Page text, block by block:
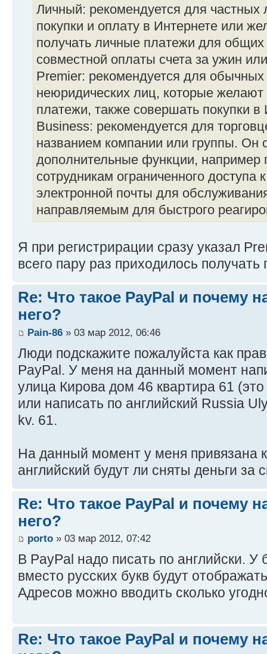
Личный: рекомендуется для
покупки и оплату в Интернете или
получать личные платежи для общих
совместной оплаты счета за ужин
Premier: рекомендуется для
неюридических лиц, которые желают
платежи, также совершать покупки в
Business: рекомендуется для
названием компании или группы. Он
дополнительные функции, например
сотрудникам ограниченного доступа
электронной почты для
направляемым для быстрого
Я при регистрирации сразу указал
всего пару раз приходилось
Re: Что такое PayPal и почему
него?
Pain-86 » 03 мар 2012, 06:46
Люди подскажите пожалуйста как
PayPal. У меня на данный момент
улица Кирова дом 46 квартира 61
или написать по английский Russia
kv. 61.
На данный момент у меня привязана
английский будут ли сняты деньги за
Re: Что такое PayPal и почему
него?
porto » 03 мар 2012, 07:42
В PayPal надо писать по английски.
вместо русских букв будут
Адресов можно вводить сколько
Re: Что такое PayPal и почему